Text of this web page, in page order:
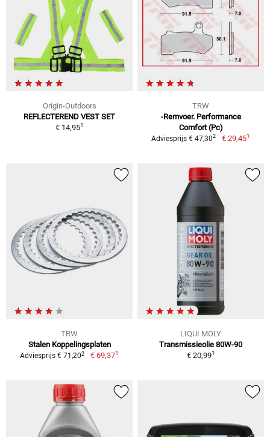
Origin-Outdoors
REFLECTEREND VEST SET
€ 14,951
TRW
-Remvoer. Performance
Comfort (Pc)
Adviesprijs € 47,302 € 29,451
TRW
Stalen Koppelingsplaten
Adviesprijs € 71,202 € 69,371
LIQUI MOLY
Transmissieolie 80W-90
€ 20,991